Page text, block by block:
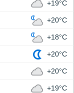
+19°C
+20°C
+18°C
+20°C
+20°C
+19°C